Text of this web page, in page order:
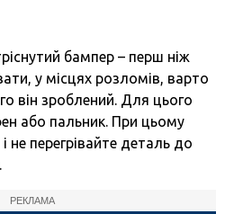
бампер – перш ніж
у місцях розломів, варто
він зроблений. Для цього
або пальник. При цьому
не перегрівайте деталь до
РЕКЛАМА